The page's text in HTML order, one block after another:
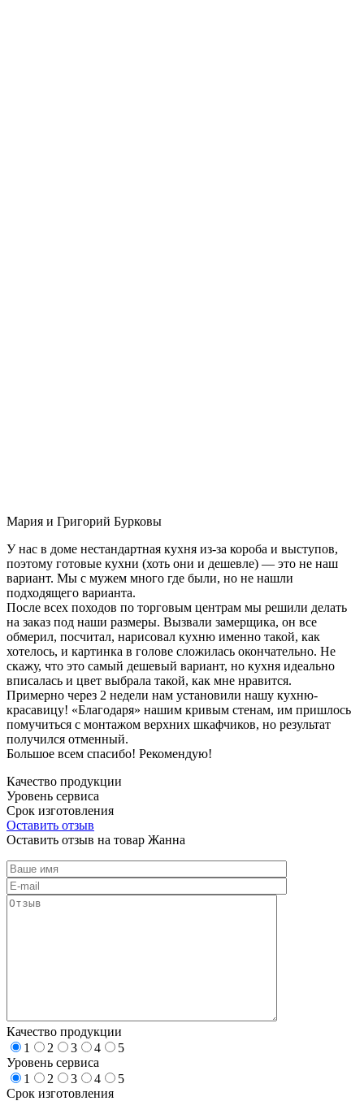
Мария и Григорий Бурковы
У нас в доме нестандартная кухня из-за короба и выступов,
поэтому готовые кухни (хоть они и дешевле) — это не наш
вариант. Мы с мужем много где были, но не нашли
подходящего варианта.
После всех походов по торговым центрам мы решили делать
на заказ под наши размеры. Вызвали замерщика, он все
обмерил, посчитал, нарисовал кухню именно такой, как
хотелось, и картинка в голове сложилась окончательно. Не
скажу, что это самый дешевый вариант, но кухня идеально
вписалась и цвет выбрала такой, как мне нравится.
Примерно через 2 недели нам установили нашу кухню-
красавицу! «Благодаря» нашим кривым стенам, им пришлось
помучиться с монтажом верхних шкафчиков, но результат
получился отменный.
Большое всем спасибо! Рекомендую!
Качество продукции
Уровень сервиса
Срок изготовления
Оставить отзыв
Оставить отзыв на товар Жанна
Качество продукции
1
2 3 4
5
Уровень сервиса
1
2 3 4
5
Срок изготовления